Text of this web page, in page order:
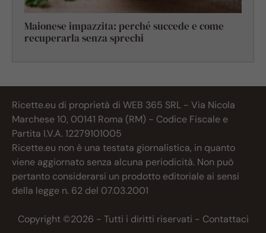
Maionese impazzita: perché succede e come
recuperarla senza sprechi
Ricette.eu di proprietà di WEB 365 SRL - Via Nicola
Marchese 10, 00141 Roma (RM) - Codice Fiscale e
Partita I.V.A. 12279101005
Ricette.eu non è una testata giornalistica, in quanto
viene aggiornato senza alcuna periodicità. Non può
pertanto considerarsi un prodotto editoriale ai sensi
della legge n. 62 del 07.03.2001
Copyright ©2026 - Tutti i diritti riservati - Contattaci